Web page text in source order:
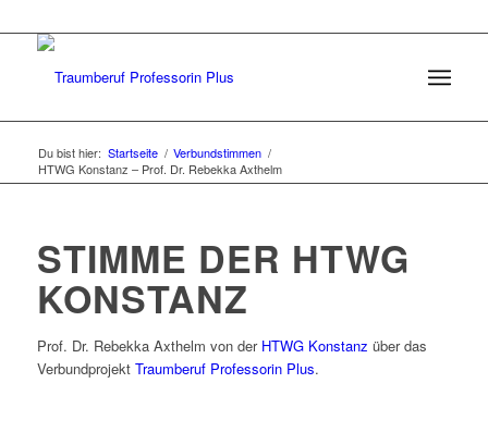
Du bist hier: Startseite / Verbundstimmen /
HTWG Konstanz – Prof. Dr. Rebekka Axthelm
STIMME DER HTWG
KONSTANZ
Prof. Dr. Rebekka Axthelm von der HTWG Konstanz über das
Verbundprojekt Traumberuf Professorin Plus.